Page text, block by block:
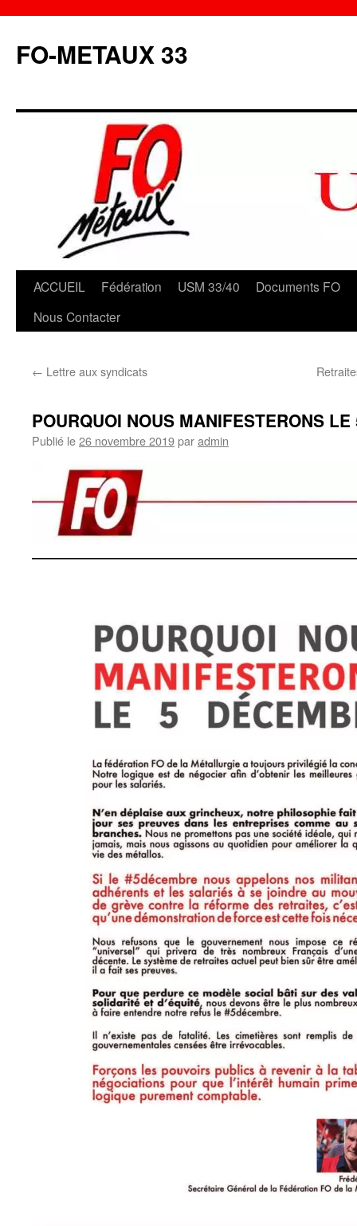
contenu
FO-METAUX 33
ACCUEIL Fédération USM 33/40 Documents FO
Nous Contacter
← Lettre aux syndicats
POURQUOI NOUS MANIFESTERONS
Publié le26 novembre 2019paradmin